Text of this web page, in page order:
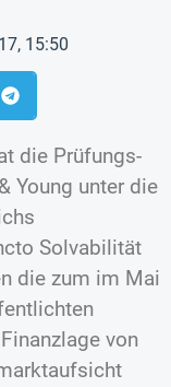
15:50
die Prüfungs-
Young unter die
Solvabilität
die zum im Mai
von